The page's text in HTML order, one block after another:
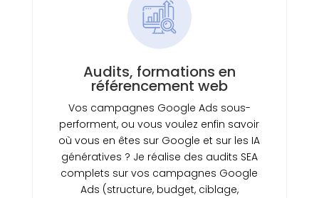
Audits, formations en
référencement web
Vos campagnes Google Ads sous-
performent, ou vous voulez enfin savoir
où vous en êtes sur Google et sur les IA
génératives ? Je réalise des audits SEA
complets sur vos campagnes Google
Ads (structure, budget, ciblage,